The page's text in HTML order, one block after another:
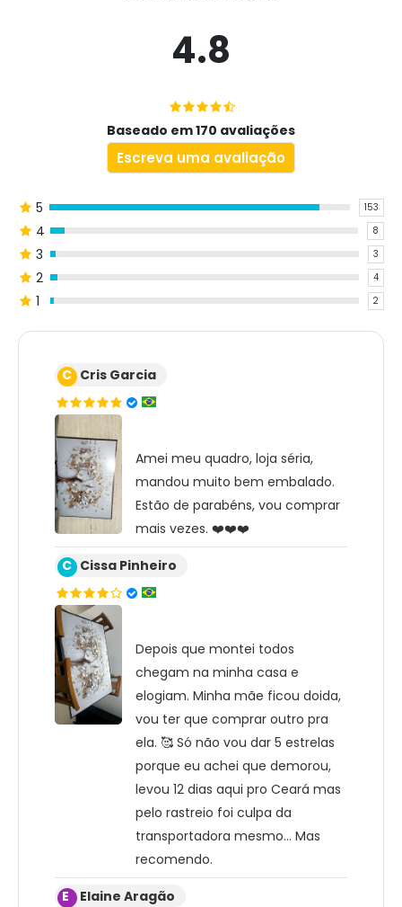
4.8
Baseado em 170 avaliações
Escreva uma avaliação
5 153
4 8
3 3
2 4
1 2
C Cris Garcia
Amei meu quadro, loja séria,
mandou muito bem embalado.
Estão de parabéns, vou comprar
mais vezes. ❤️❤️❤️
C Cissa Pinheiro
Depois que montei todos
chegam na minha casa e
elogiam. Minha mãe ficou doida,
vou ter que comprar outro pra
ela. 🥰 Só não vou dar 5 estrelas
porque eu achei que demorou,
levou 12 dias aqui pro Ceará mas
pelo rastreio foi culpa da
transportadora mesmo... Mas
recomendo.
E Elaine Aragão